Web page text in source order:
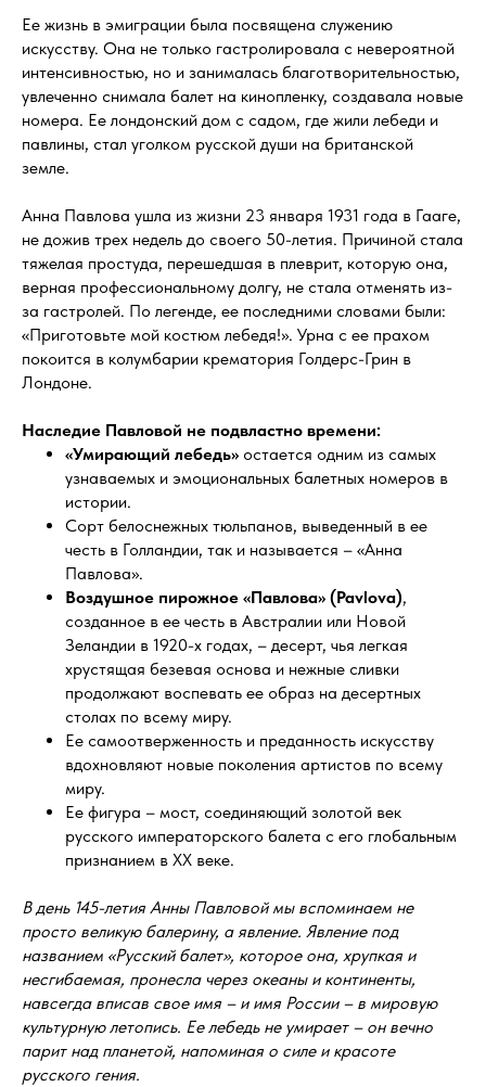
Ее жизнь в эмиграции была посвящена служению
искусству. Она не только гастролировала с невероятной
интенсивностью, но и занималась благотворительностью,
увлеченно снимала балет на кинопленку, создавала новые
номера. Ее лондонский дом с садом, где жили лебеди и
павлины, стал уголком русской души на британской
земле.
Анна Павлова ушла из жизни 23 января 1931 года в Гааге,
не дожив трех недель до своего 50-летия. Причиной стала
тяжелая простуда, перешедшая в плеврит, которую она,
верная профессиональному долгу, не стала отменять из-
за гастролей. По легенде, ее последними словами были:
«Приготовьте мой костюм лебедя!». Урна с ее прахом
покоится в колумбарии крематория Голдерс-Грин в
Лондоне.
Наследие Павловой не подвластно времени:
«Умирающий лебедь» остается одним из самых
узнаваемых и эмоциональных балетных номеров в
истории.
Сорт белоснежных тюльпанов, выведенный в ее
честь в Голландии, так и называется – «Анна
Павлова».
Воздушное пирожное «Павлова» (Pavlova),
созданное в ее честь в Австралии или Новой
Зеландии в 1920-х годах, – десерт, чья легкая
хрустящая безевая основа и нежные сливки
продолжают воспевать ее образ на десертных
столах по всему миру.
Ее самоотверженность и преданность искусству
вдохновляют новые поколения артистов по всему
миру.
Ее фигура – мост, соединяющий золотой век
русского императорского балета с его глобальным
признанием в XX веке.
В день 145-летия Анны Павловой мы вспоминаем не
просто великую балерину, а явление. Явление под
названием «Русский балет», которое она, хрупкая и
несгибаемая, пронесла через океаны и континенты,
навсегда вписав свое имя – и имя России – в мировую
культурную летопись. Ее лебедь не умирает – он вечно
парит над планетой, напоминая о силе и красоте
русского гения.